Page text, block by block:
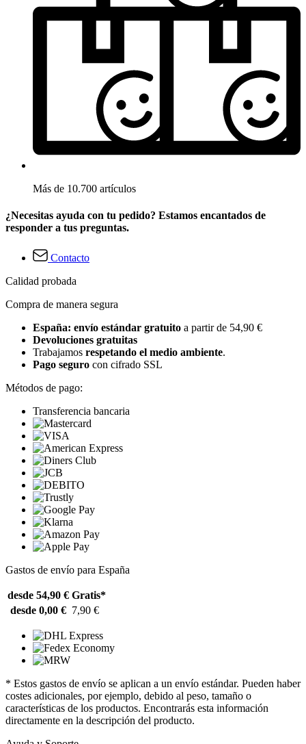
Más de 10.700 artículos
¿Necesitas ayuda con tu pedido? Estamos encantados de
responder a tus preguntas.
Contacto
Calidad probada
Compra de manera segura
España: envío estándar gratuito a partir de 54,90 €
Devoluciones gratuitas
Trabajamos respetando el medio ambiente.
Pago seguro con cifrado SSL
Métodos de pago:
Transferencia bancaria
Gastos de envío para España
desde 54,90 € Gratis*
desde 0,00 € 7,90 €
* Estos gastos de envío se aplican a un envío estándar. Pueden haber
costes adicionales, por ejemplo, debido al peso, tamaño o
características de los productos. Encontrarás esta información
directamente en la descripción del producto.